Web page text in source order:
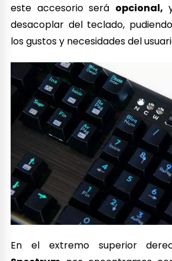
este accesorio será opcional,
desacoplar del teclado,
los gustos y necesidades del
En el extremo superior